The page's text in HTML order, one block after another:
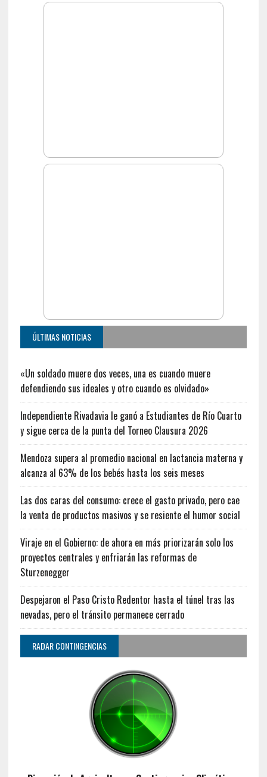
ÚLTIMAS NOTICIAS
«Un soldado muere dos veces, una es cuando muere
defendiendo sus ideales y otro cuando es olvidado»
Independiente Rivadavia le ganó a Estudiantes de Río Cuarto
y sigue cerca de la punta del Torneo Clausura 2026
Mendoza supera al promedio nacional en lactancia materna y
alcanza al 63% de los bebés hasta los seis meses
Las dos caras del consumo: crece el gasto privado, pero cae
la venta de productos masivos y se resiente el humor social
Viraje en el Gobierno: de ahora en más priorizarán solo los
proyectos centrales y enfriarán las reformas de
Sturzenegger
Despejaron el Paso Cristo Redentor hasta el túnel tras las
nevadas, pero el tránsito permanece cerrado
RADAR CONTINGENCIAS